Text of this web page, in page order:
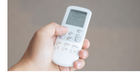
בלבד?